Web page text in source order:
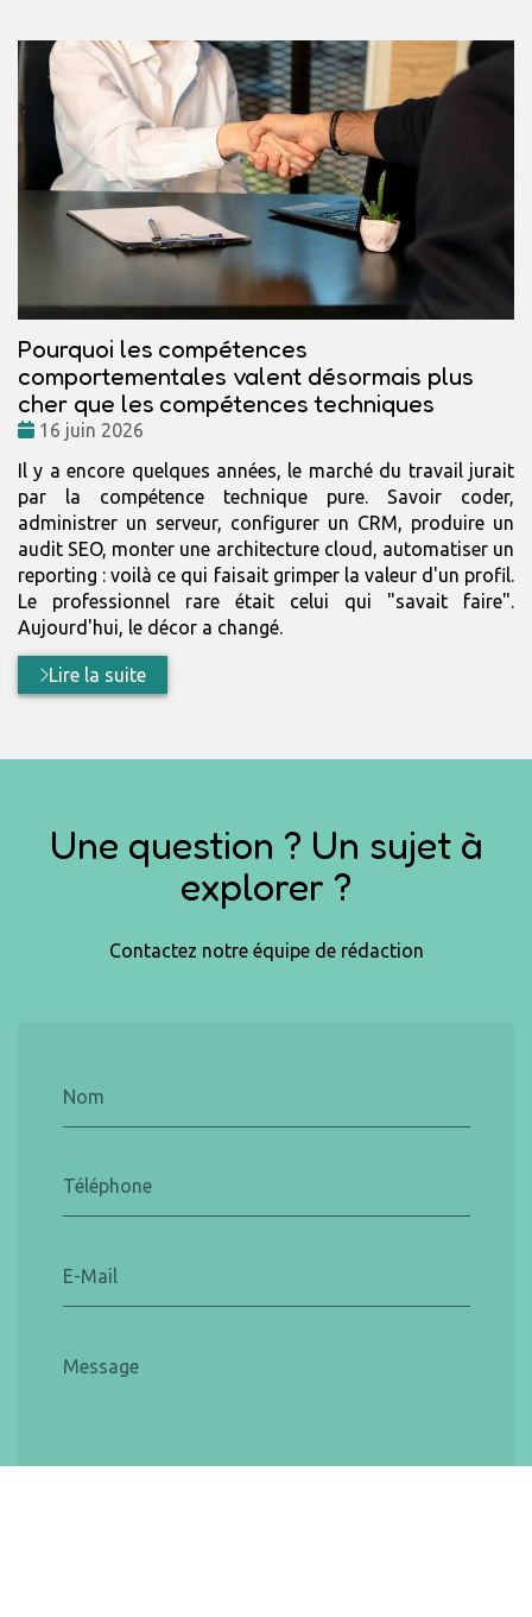
Pourquoi les compétences
comportementales valent désormais plus
cher que les compétences techniques
Date
16 juin 2026
Il y a encore quelques années, le marché du travail jurait
par la compétence technique pure. Savoir coder,
administrer un serveur, configurer un CRM, produire un
audit SEO, monter une architecture cloud, automatiser un
reporting : voilà ce qui faisait grimper la valeur d'un profil.
Le professionnel rare était celui qui "savait faire".
Aujourd'hui, le décor a changé.
Lire la suite
Une question ? Un sujet à
explorer ?
Contactez notre équipe de rédaction
Nom
Téléphone
E-Mail
Message